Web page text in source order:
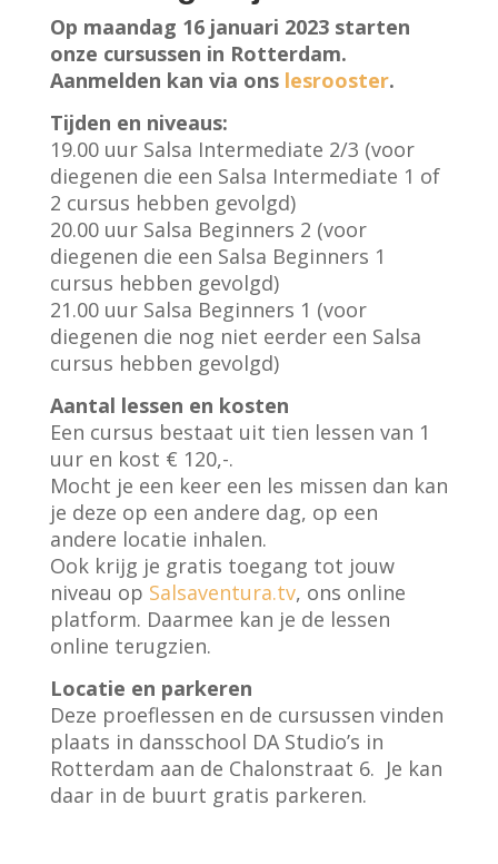
Op maandag 16 januari 2023 starten
onze cursussen in Rotterdam.
Aanmelden kan via ons lesrooster.
Tijden en niveaus:
19.00 uur Salsa Intermediate 2/3 (voor
diegenen die een Salsa Intermediate 1 of
2 cursus hebben gevolgd)
20.00 uur Salsa Beginners 2 (voor
diegenen die een Salsa Beginners 1
cursus hebben gevolgd)
21.00 uur Salsa Beginners 1 (voor
diegenen die nog niet eerder een Salsa
cursus hebben gevolgd)
Aantal lessen en kosten
Een cursus bestaat uit tien lessen van 1
uur en kost € 120,-.
Mocht je een keer een les missen dan kan
je deze op een andere dag, op een
andere locatie inhalen.
Ook krijg je gratis toegang tot jouw
niveau op Salsaventura.tv, ons online
platform. Daarmee kan je de lessen
online terugzien.
Locatie en parkeren
Deze proeflessen en de cursussen vinden
plaats in dansschool DA Studio’s in
Rotterdam aan de Chalonstraat 6. Je kan
daar in de buurt gratis parkeren.